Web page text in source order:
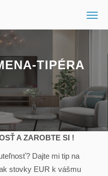
TIPÉRA
A ZAROBTE SI !
Dajte mi tip na
stovky EUR k vášmu